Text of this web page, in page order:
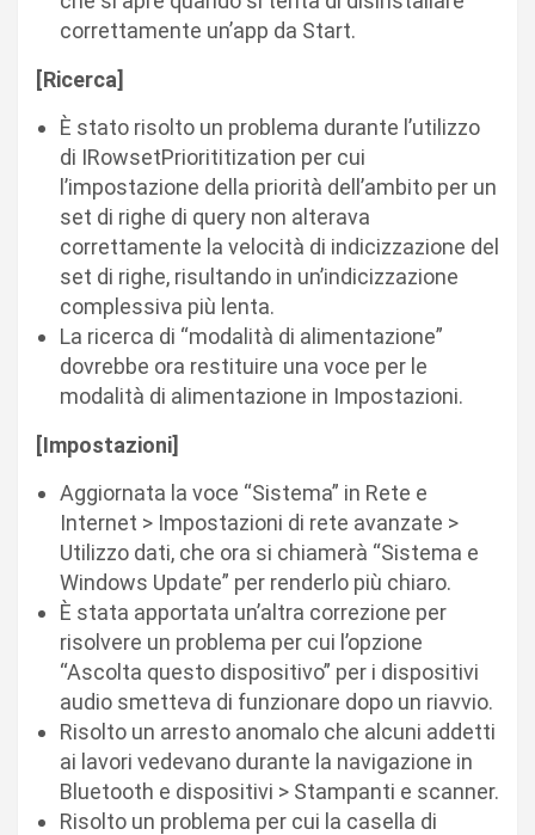
correttamente un’app da Start.
[Ricerca]
È stato risolto un problema durante l’utilizzo
di IRowsetPriorititization per cui
l’impostazione della priorità dell’ambito per un
set di righe di query non alterava
correttamente la velocità di indicizzazione del
set di righe, risultando in un’indicizzazione
complessiva più lenta.
La ricerca di “modalità di alimentazione”
dovrebbe ora restituire una voce per le
modalità di alimentazione in Impostazioni.
[Impostazioni]
Aggiornata la voce “Sistema” in Rete e
Internet > Impostazioni di rete avanzate >
Utilizzo dati, che ora si chiamerà “Sistema e
Windows Update” per renderlo più chiaro.
È stata apportata un’altra correzione per
risolvere un problema per cui l’opzione
“Ascolta questo dispositivo” per i dispositivi
audio smetteva di funzionare dopo un riavvio.
Risolto un arresto anomalo che alcuni addetti
ai lavori vedevano durante la navigazione in
Bluetooth e dispositivi > Stampanti e scanner.
Risolto un problema per cui la casella di